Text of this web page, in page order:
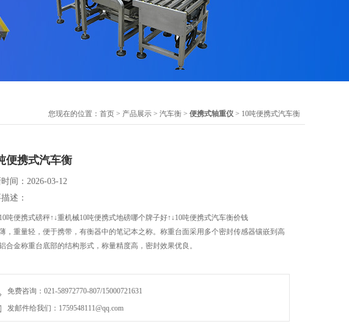
您现在的位置： 首页 > 产品展示 > 汽车衡 > 便携式轴重仪 > 10吨便携式汽车衡
便携式汽车衡
间：2026-03-12
述：
吨便携式磅秤↑↓重机械10吨便携式地磅哪个牌子好↑↓10吨便携式汽车衡价钱
，重量轻，便于携带，有衡器中的笔记本之称。称重台面采用多个密封传感器镶嵌到高
合金称重台底部的结构形式，称量精度高，密封效果优良。
免费咨询：021-58972770-807/15000721631
发邮件给我们：1759548111@qq.com